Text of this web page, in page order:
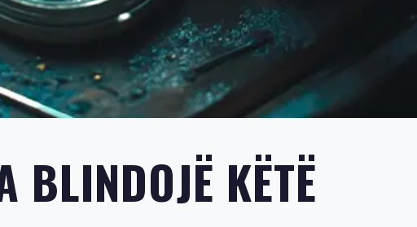
BLINDOJË KËTË